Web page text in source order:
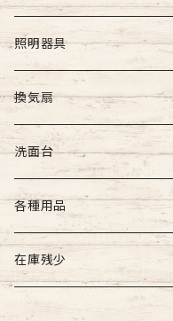
照明器具
屋外照明
壁付け照明
吊下げ照明
門柱灯
屋内照明
壁付け照明
天井直付け照明
天井吊下げ照明
換気扇
洗面台
各種用品
照明器具用
建築用品
在庫残少